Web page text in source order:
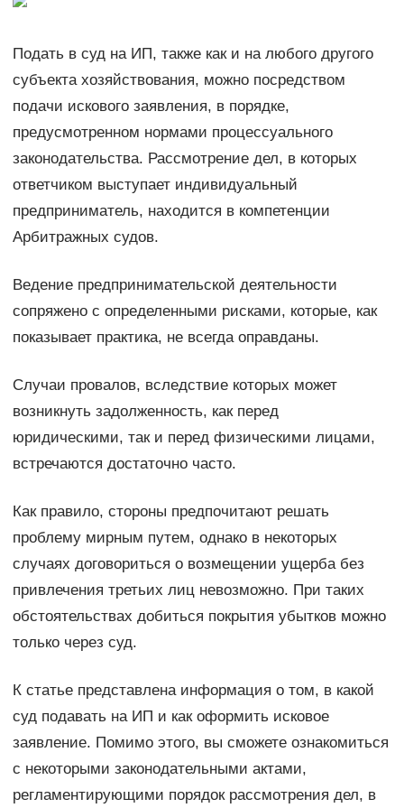
Подать в суд на ИП, также как и на любого другого
субъекта хозяйствования, можно посредством
подачи искового заявления, в порядке,
предусмотренном нормами процессуального
законодательства. Рассмотрение дел, в которых
ответчиком выступает индивидуальный
предприниматель, находится в компетенции
Арбитражных судов.
Ведение предпринимательской деятельности
сопряжено с определенными рисками, которые, как
показывает практика, не всегда оправданы.
Случаи провалов, вследствие которых может
возникнуть задолженность, как перед
юридическими, так и перед физическими лицами,
встречаются достаточно часто.
Как правило, стороны предпочитают решать
проблему мирным путем, однако в некоторых
случаях договориться о возмещении ущерба без
привлечения третьих лиц невозможно. При таких
обстоятельствах добиться покрытия убытков можно
только через суд.
К статье представлена информация о том, в какой
суд подавать на ИП и как оформить исковое
заявление. Помимо этого, вы сможете ознакомиться
с некоторыми законодательными актами,
регламентирующими порядок рассмотрения дел, в